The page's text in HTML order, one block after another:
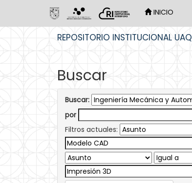
INICIO
REPOSITORIO INSTITUCIONAL UAQ
Buscar
Buscar:
por
Filtros actuales: